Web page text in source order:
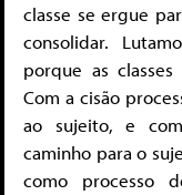
classe se ergue
consolidar.
porque as
Com a cisão
ao sujeito, e
caminho para o
como processo